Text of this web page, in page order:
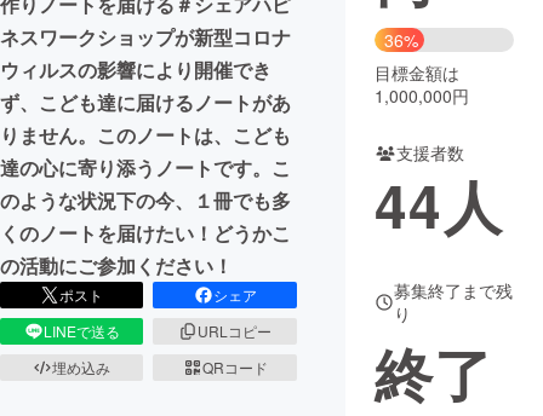
CAMPFIRE for Social Good
CAMPFIRE Creation
CAMPFIREふるさと納税machi-ya コミュニティ
ネスワークショップが新型コロナ
ウィルスの影響により開催でき
ず、こども達に届けるノートがあ
りません。このノートは、こども
達の心に寄り添うノートです。こ
のような状況下の今、１冊でも多
くのノートを届けたい！どうかこ
の活動にご参加ください！
ポスト
シェア
LINEで送る
URLコピー
埋め込み
QRコード
36%
目標金額は
1,000,000円
支援者数
44人
募集終了まで残
り
終了